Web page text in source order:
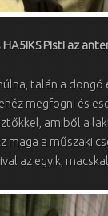
HA5IKS Pisti az
talán a
megfogni és
amiből a
maga a műszaki
az egyik,